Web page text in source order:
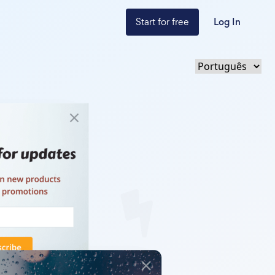
Start for free Log In